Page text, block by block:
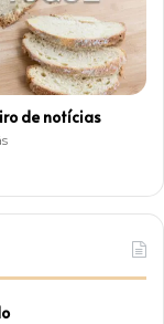
de notícias